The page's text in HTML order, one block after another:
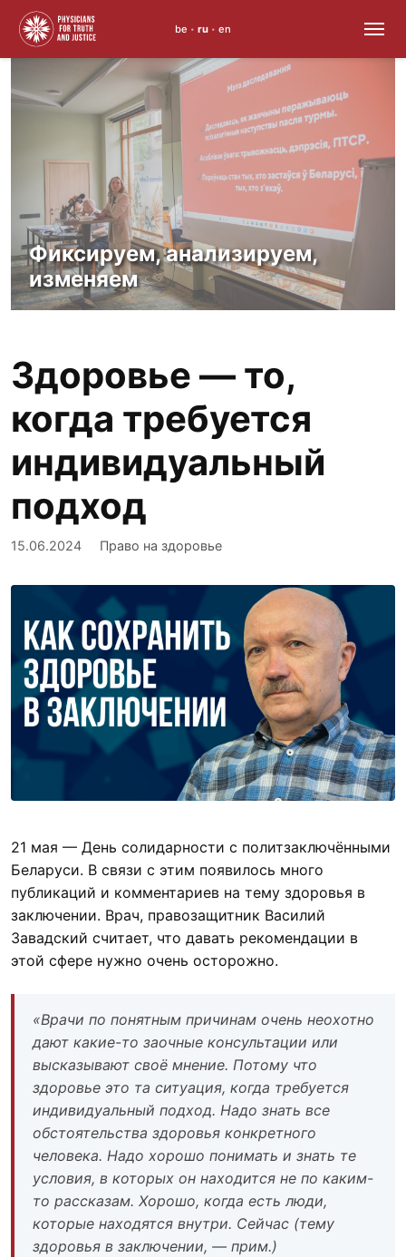
to
content
be • ru • en
Фиксируем, анализируем,
изменяем
Здоровье — то,
когда требуется
индивидуальный
подход
15.06.2024 Право на здоровье
21 мая — День солидарности с политзаключёнными
Беларуси. В связи с этим появилось много
публикаций и комментариев на тему здоровья в
заключении. Врач, правозащитник Василий
Завадский считает, что давать рекомендации в
этой сфере нужно очень осторожно.
«Врачи по понятным причинам очень неохотно
дают какие-то заочные консультации или
высказывают своё мнение. Потому что
здоровье это та ситуация, когда требуется
индивидуальный подход. Надо знать все
обстоятельства здоровья конкретного
человека. Надо хорошо понимать и знать те
условия, в которых он находится не по каким-
то рассказам. Хорошо, когда есть люди,
которые находятся внутри. Сейчас (тему
здоровья в заключении, — прим.)